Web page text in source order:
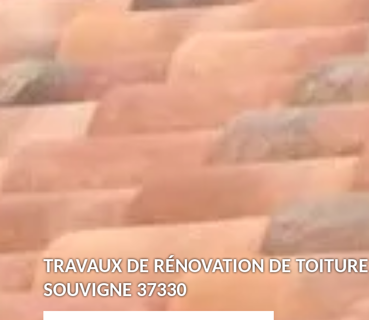
TRAVAUX DE RÉNOVATION DE TOITURE
SOUVIGNE 37330